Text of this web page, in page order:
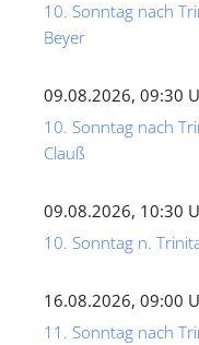
10. Sonntag nach
Beyer
09.08.2026, 09:30
10. Sonntag nach
Clauß
09.08.2026, 10:30
10. Sonntag n.
16.08.2026, 09:00
11. Sonntag nach